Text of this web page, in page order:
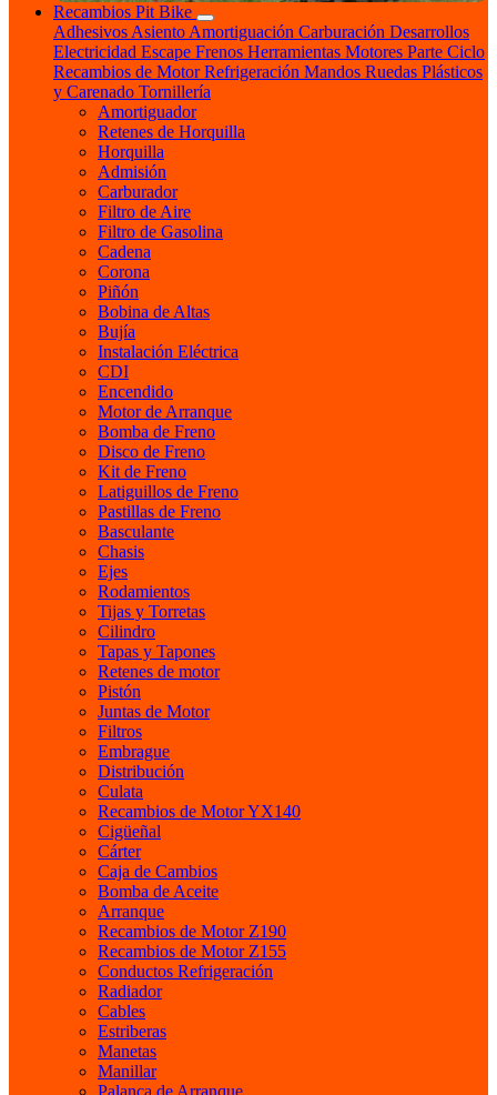
Recambios Pit Bike
Adhesivos Asiento Amortiguación Carburación Desarrollos
Electricidad Escape Frenos Herramientas Motores Parte Ciclo
Recambios de MotorRefrigeración Mandos Ruedas Plásticos
y Carenado Tornillería
Amortiguador
Retenes de Horquilla
Horquilla
Admisión
Carburador
Filtro de Aire
Filtro de Gasolina
Cadena
Corona
Piñón
Bobina de Altas
Bujía
Instalación Eléctrica
CDI
Encendido
Motor de Arranque
Bomba de Freno
Disco de Freno
Kit de Freno
Latiguillos de Freno
Pastillas de Freno
Basculante
Chasis
Ejes
Rodamientos
Tijas y Torretas
Cilindro
Tapas y Tapones
Retenes de motor
Pistón
Juntas de Motor
Filtros
Embrague
Distribución
Culata
Recambios de Motor YX140
Cigüeñal
Cárter
Caja de Cambios
Bomba de Aceite
Arranque
Recambios de Motor Z190
Recambios de Motor Z155
Conductos Refrigeración
Radiador
Cables
Estriberas
Manetas
Manillar
Palanca de Arranque